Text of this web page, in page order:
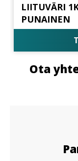
LIITUVÄRI
PUNAINEN
Ota